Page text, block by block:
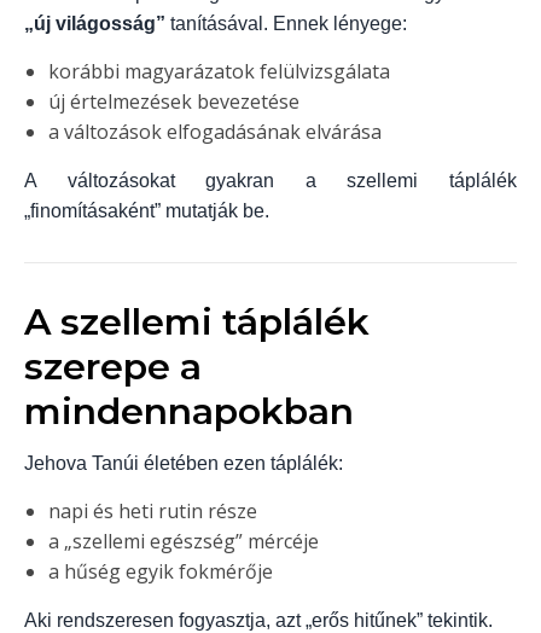
„új világosság” tanításával. Ennek lényege:
korábbi magyarázatok felülvizsgálata
új értelmezések bevezetése
a változások elfogadásának elvárása
A változásokat gyakran a szellemi táplálék
„finomításaként” mutatják be.
A szellemi táplálék
szerepe a
mindennapokban
Jehova Tanúi életében ezen táplálék:
napi és heti rutin része
a „szellemi egészség” mércéje
a hűség egyik fokmérője
Aki rendszeresen fogyasztja, azt „erős hitűnek” tekintik.